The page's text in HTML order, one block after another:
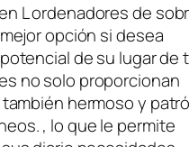
L ordenadores de
opción si desea
de su lugar de
no solo proporcionan
hermoso y
, lo que le permite